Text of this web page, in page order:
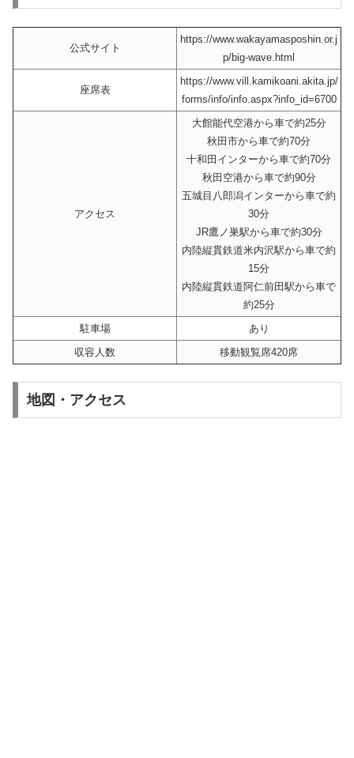
公式サイト
https://www.wakayamasposhin.or.j
p/big-wave.html
座席表
https://www.vill.kamikoani.akita.jp/
forms/info/info.aspx?info_id=6700
アクセス
大館能代空港から車で約25分
秋田市から車で約70分
十和田インターから車で約70分
秋田空港から車で約90分
五城目八郎潟インターから車で約
30分
JR鷹ノ巣駅から車で約30分
内陸縦貫鉄道米内沢駅から車で約
15分
内陸縦貫鉄道阿仁前田駅から車で
約25分
駐車場
あり
収容人数
移動観覧席420席
地図・アクセス